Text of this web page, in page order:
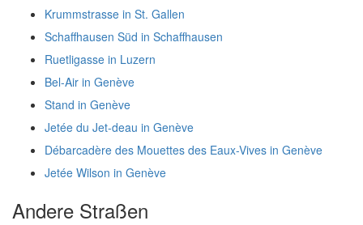
Krummstrasse in St. Gallen
Schaffhausen Süd in Schaffhausen
Ruetligasse in Luzern
Bel-Air in Genève
Stand in Genève
Jetée du Jet-deau in Genève
Débarcadère des Mouettes des Eaux-Vives in Genève
Jetée Wilson in Genève
Andere Straßen